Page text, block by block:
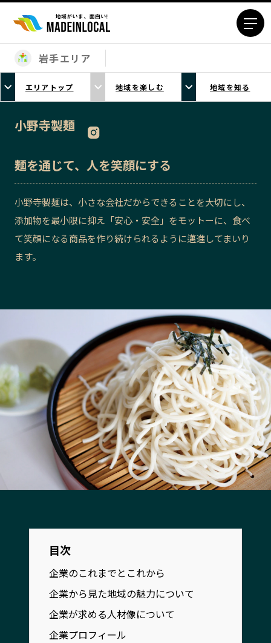
エリアから探す
北海道エリア
青森エリア
岩手エリア
栃木エリア
群馬エリア
滋賀エリア
京都エリア
大阪市エリア
北摂エリア
堺・泉州エリア
河内エリア
兵庫エリア
奈良エリア
和歌山エリア
鳥取エリア
島根エリア
岡山エリア
広島エリア
山口エリア
徳島エリア
香川エリア
愛媛エリア
高知エリア
福岡エリア
熊本エリア
大分エリア
宮崎エリア
沖縄エリア
カテゴリから探す
岩手エリア
エリアトップ 地域を楽しむ 地域を知る
小野寺製麺
麺を通じて、人を笑顔にする
小野寺製麺は、小さな会社だからできることを大切にし、
添加物を最小限に抑え「安心・安全」をモットーに、食べ
て笑顔になる商品を作り続けられるように邁進してまいり
ます。
目次
企業のこれまでとこれから
企業から見た地域の魅力について
企業が求める人材像について
企業プロフィール